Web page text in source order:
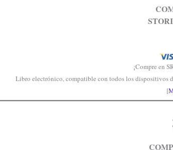
¡Compre en
Libro electrónico, compatible con todos los dispositivos
[